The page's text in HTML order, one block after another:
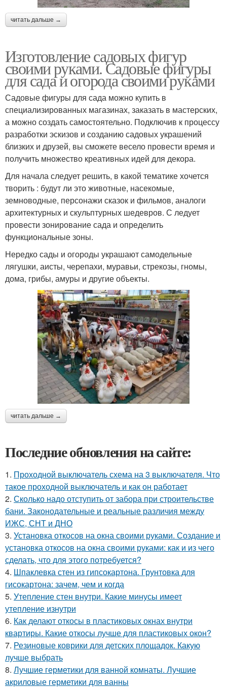
читать дальше →
Изготовление садовых фигур
своими руками. Садовые фигуры
для сада и огорода своими руками
Садовые фигуры для сада можно купить в
специализированных магазинах, заказать в мастерских,
а можно создать самостоятельно. Подключив к процессу
разработки эскизов и созданию садовых украшений
близких и друзей, вы сможете весело провести время и
получить множество креативных идей для декора.
Для начала следует решить, в какой тематике хочется
творить : будут ли это животные, насекомые,
земноводные, персонажи сказок и фильмов, аналоги
архитектурных и скульптурных шедевров. С ледует
провести зонирование сада и определить
функциональные зоны.
Нередко сады и огороды украшают самодельные
лягушки, аисты, черепахи, муравьи, стрекозы, гномы,
дома, грибы, амуры и другие объекты.
читать дальше →
Последние обновления на сайте:
1. Проходной выключатель схема на 3 выключателя. Что
такое проходной выключатель и как он работает
2. Сколько надо отступить от забора при строительстве
бани. Законодательные и реальные различия между
ИЖС, СНТ и ДНО
3. Установка откосов на окна своими руками. Создание и
установка откосов на окна своими руками: как и из чего
сделать, что для этого потребуется?
4. Шпаклевка стен из гипсокартона. Грунтовка для
гисокартона: зачем, чем и когда
5. Утепление стен внутри. Какие минусы имеет
утепление изнутри
6. Как делают откосы в пластиковых окнах внутри
квартиры. Какие откосы лучше для пластиковых окон?
7. Резиновые коврики для детских площадок. Какую
лучше выбрать
8. Лучшие герметики для ванной комнаты. Лучшие
акриловые герметики для ванны